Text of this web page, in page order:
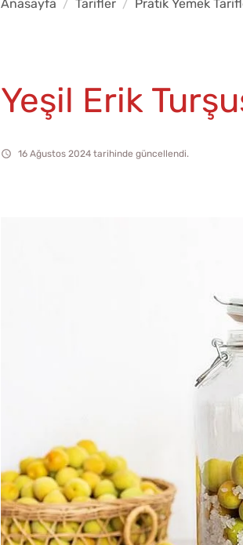
Anasayfa Tarifler Pratik Yemek
Yeşil Erik
16 Ağustos 2024 tarihinde güncellendi.